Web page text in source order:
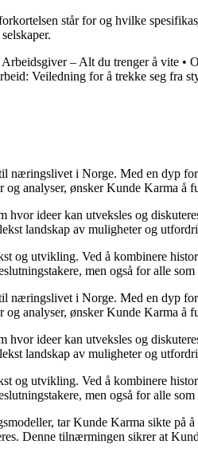
står for og hvilke
– Alt du trenger å vite •
Veiledning for å trekke seg fra
i Norge. Med en dyp
analyser, ønsker Kunde Karma å
ideer kan utveksles og
landskap av muligheter og
utvikling. Ved å kombinere
men også for alle
i Norge. Med en dyp
analyser, ønsker Kunde Karma å
ideer kan utveksles og
landskap av muligheter og
utvikling. Ved å kombinere
men også for alle
tar Kunde Karma sikte på
Denne tilnærmingen sikrer at